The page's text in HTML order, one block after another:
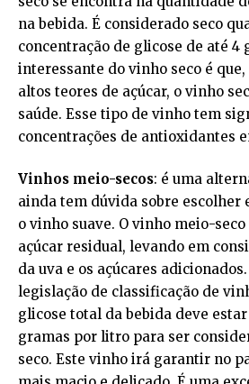
na bebida. É considerado seco
concentração de glicose de até 4
interessante do vinho seco é
altos teores de açúcar, o vinho
saúde. Esse tipo de vinho tem
concentrações de antioxidantes
Vinhos meio-secos: é uma
ainda tem dúvida sobre escolher
o vinho suave. O vinho meio-
açúcar residual, levando em
da uva e os açúcares
legislação de classificação de
glicose total da bebida deve estar
gramas por litro para ser
seco. Este vinho irá garantir no